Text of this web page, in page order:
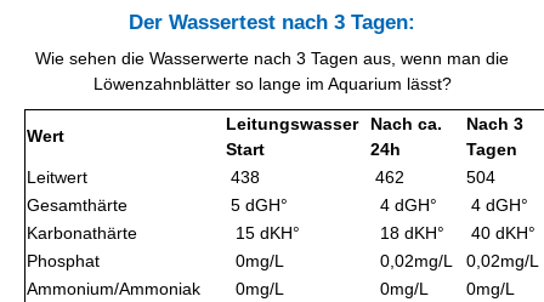
Der Wassertest nach 3 Tagen:
Wie sehen die Wasserwerte nach 3 Tagen aus, wenn man die
Löwenzahnblätter so lange im Aquarium lässt?
Wert
Leitungswasser
Start
Nach ca.
24h
Nach 3
Tagen
Leitwert
438 462
504
Gesamthärte
5 dGH° 4 dGH°
4 dGH°
Karbonathärte
15 dKH° 18 dKH°
40 dKH°
Phosphat
0mg/L 0,02mg/L
0,02mg/L
Ammonium/Ammoniak
0mg/L 0mg/L
0mg/L